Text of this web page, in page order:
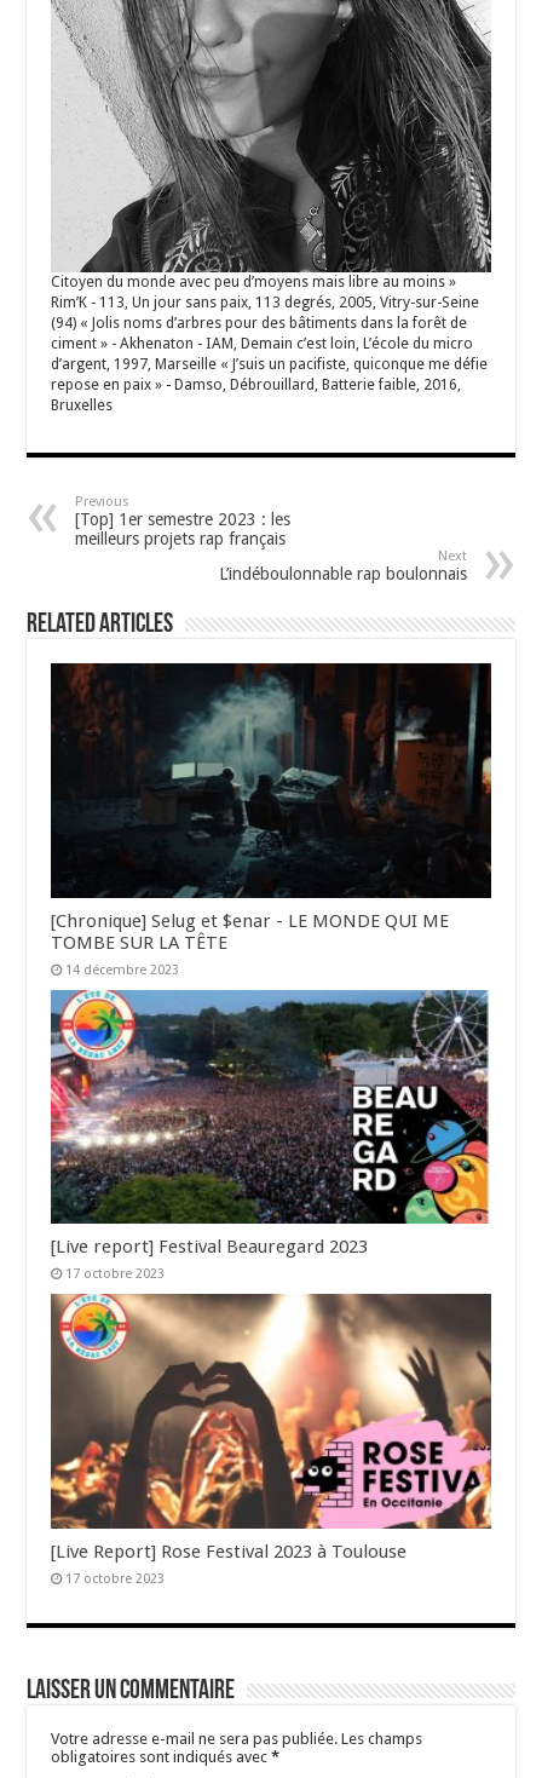
Citoyen du monde avec peu d’moyens mais libre au moins »
Rim’K - 113, Un jour sans paix, 113 degrés, 2005, Vitry-sur-Seine
(94) « Jolis noms d’arbres pour des bâtiments dans la forêt de
ciment » - Akhenaton - IAM, Demain c’est loin, L’école du micro
d’argent, 1997, Marseille « J’suis un pacifiste, quiconque me défie
repose en paix » - Damso, Débrouillard, Batterie faible, 2016,
Bruxelles
Previous
[Top] 1er semestre 2023 : les
meilleurs projets rap français
Next
L’indéboulonnable rap boulonnais
Related Articles
[Chronique] Selug et $enar - LE MONDE QUI ME
TOMBE SUR LA TÊTE
14 décembre 2023
[Live report] Festival Beauregard 2023
17 octobre 2023
[Live Report] Rose Festival 2023 à Toulouse
17 octobre 2023
Laisser un commentaire
Votre adresse e-mail ne sera pas publiée. Les champs
obligatoires sont indiqués avec*